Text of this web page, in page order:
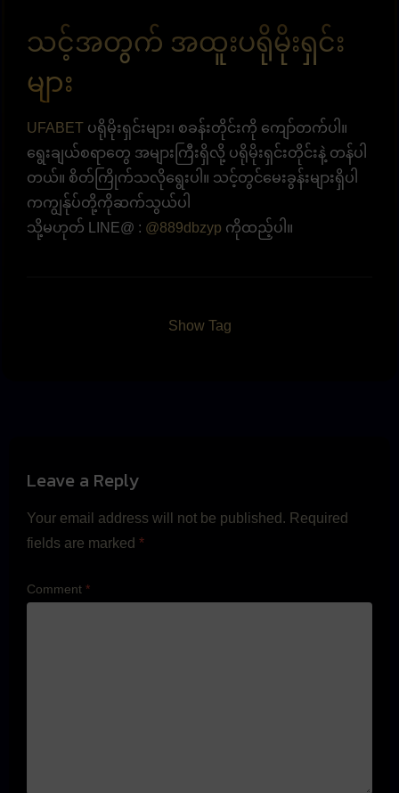
သင့်အတွက် အထူးပရိုမိုးရှင်း
များ
UFABET ပရိုမိုးရှင်းများ၊ စခန်းတိုင်းကို ကျော်တက်ပါ။
ရွေးချယ်စရာတွေ အများကြီးရှိလို့ ပရိုမိုးရှင်းတိုင်းနဲ့ တန်ပါ
တယ်။ စိတ်ကြိုက်သလိုရွေးပါ။ သင့်တွင်မေးခွန်းများရှိပါ
ကကျွန်ုပ်တို့ကိုဆက်သွယ်ပါ
သို့မဟုတ် LINE@ : @889dbzyp ကိုထည့်ပါ။
Show Tag
Leave a Reply
Your email address will not be published. Required
fields are marked *
Comment *